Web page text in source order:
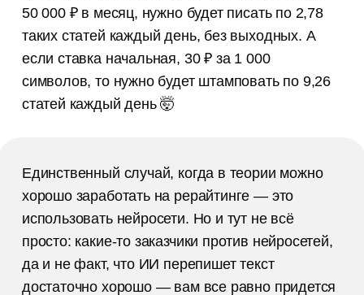
50 000 ₽ в месяц, нужно будет писать по 2,78
таких статей каждый день, без выходных. А
если ставка начальная, 30 ₽ за 1 000
символов, то нужно будет штамповать по 9,26
статей каждый день 🤯
Единственный случай, когда в теории можно
хорошо заработать на рерайтинге — это
использовать нейросети. Но и тут не всё
просто: какие-то заказчики против нейросетей,
да и не факт, что ИИ перепишет текст
достаточно хорошо — вам все равно придется